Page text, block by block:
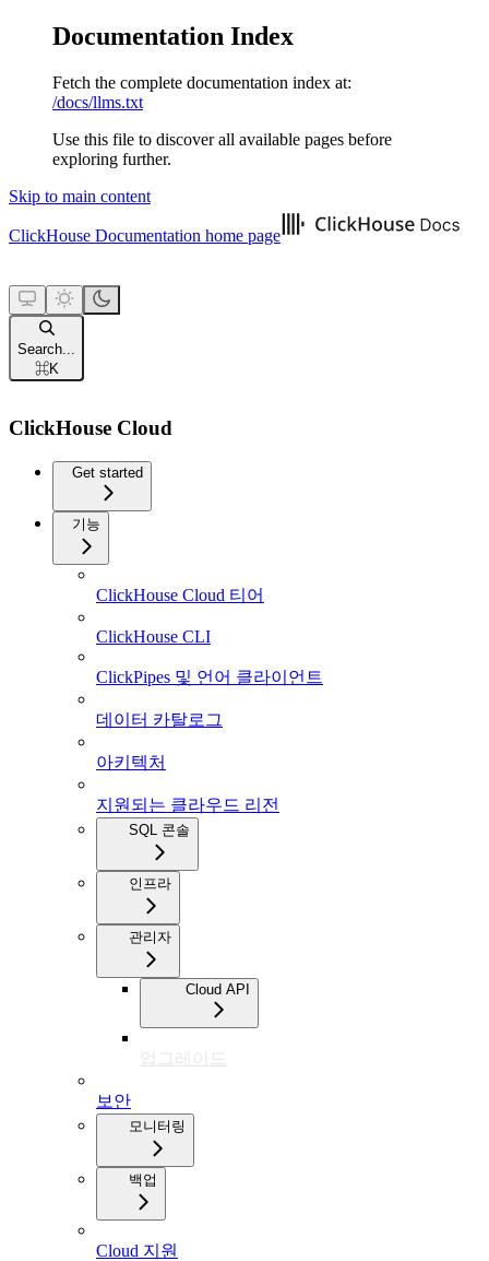
Documentation Index
Fetch the complete documentation index at:
/docs/llms.txt
Use this file to discover all available pages before
exploring further.
Skip to main content
ClickHouse Documentation home page
Search...
⌘K
ClickHouse Cloud
Get started
기능
ClickHouse Cloud 티어
ClickHouse CLI
ClickPipes 및 언어 클라이언트
데이터 카탈로그
아키텍처
지원되는 클라우드 리전
SQL 콘솔
인프라
관리자
Cloud API
업그레이드
보안
모니터링
백업
Cloud 지원